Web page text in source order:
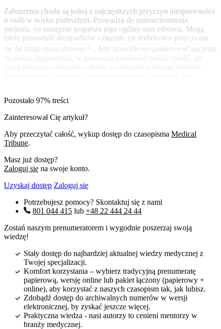
Zaburzenia chodu są jedną z najczęstszych przyczyn niesprawności
u osób w wieku podeszłym. Prowadzą do unieruchomienia
pacjenta, co następnie pogarsza jego ogólny stan zdrowia. Mogą
także prowadzić do upadków i złamań, co dodatkowo przyczynia
się do złego stanu chorego 1
. Aby prawidłowo pokierować pacjenta
na dalszą diagnostykę, w pierwszej kolejności należy ustalić, na
Pozostało 97% treści
Zainteresował Cię artykuł?
Aby przeczytać całość, wykup dostęp do czasopisma Medical
Tribune.
Masz już dostęp?
Zaloguj się na swoje konto.
Uzyskaj dostęp Zaloguj się
Potrzebujesz pomocy? Skontaktuj się z nami
801 044 415 lub +48 22 444 24 44
Zostań naszym prenumeratorem i wygodnie poszerzaj swoją
wiedzę!
Stały dostęp do najbardziej aktualnej wiedzy medycznej z
Twojej specjalizacji.
Komfort korzystania – wybierz tradycyjną prenumeratę
papierową, wersję online lub pakiet łączony (papierowy +
online), aby korzystać z naszych czasopism tak, jak lubisz.
Zdobądź dostęp do archiwalnych numerów w wersji
elektronicznej, by zyskać jeszcze więcej.
Praktyczna wiedza - nasi autorzy to cenieni mentorzy w
branży medycznej.